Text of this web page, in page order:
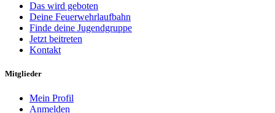
Das wird geboten
Deine Feuerwehrlaufbahn
Finde deine Jugendgruppe
Jetzt beitreten
Kontakt
Mitglieder
Mein Profil
Anmelden